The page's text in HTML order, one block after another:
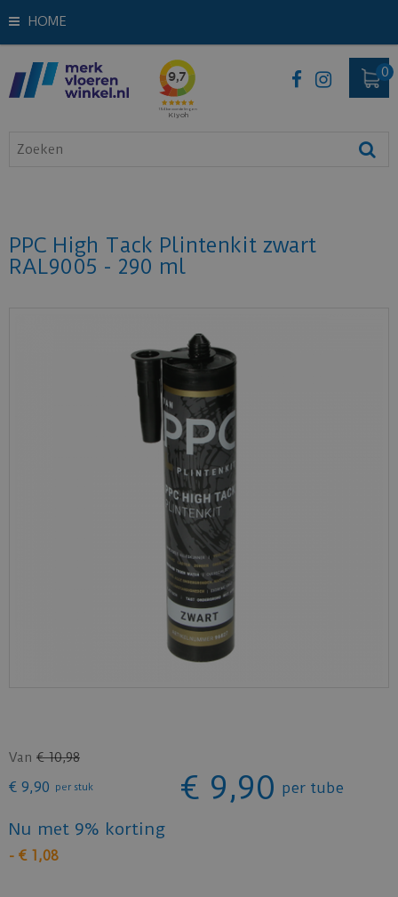
HOME
PPC High Tack Plintenkit zwart
RAL9005 - 290 ml
Van € 10,98
€ 9,90 per stuk € 9,90 per tube
Nu met 9% korting
- € 1,08